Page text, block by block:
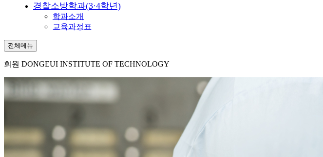
경찰소방학과(3·4학년)
학과소개
교육과정표
전체메뉴
회원 DONGEUI INSTITUTE OF TECHNOLOGY